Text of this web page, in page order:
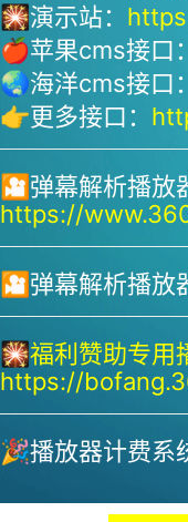
🎇演示站：
🍎苹果cms接口：
🌏海洋cms接口：
👉更多接口：
🎦弹幕解析播放
https://
🎦弹幕解析播放
🎇福利赞助专用
https://
🎉播放器计费系